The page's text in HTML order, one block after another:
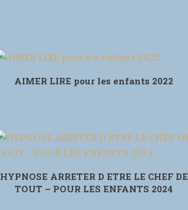
AIMER LIRE pour les enfants 2022
HYPNOSE ARRETER D ETRE LE CHEF DE
TOUT – POUR LES ENFANTS 2024